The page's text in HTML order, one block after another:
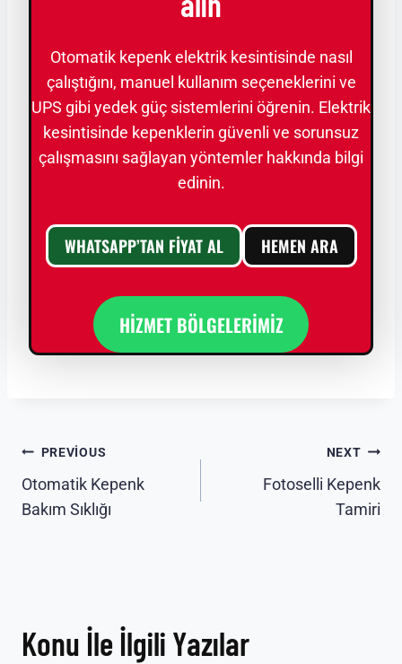
Otomatik kepenk elektrik kesintisinde nasıl
çalıştığını, manuel kullanım seçeneklerini ve
UPS gibi yedek güç sistemlerini öğrenin. Elektrik
kesintisinde kepenklerin güvenli ve sorunsuz
çalışmasını sağlayan yöntemler hakkında bilgi
edinin.
WHATSAPP’TAN FİYAT AL HEMEN ARA
HİZMET BÖLGELERİMİZ
Yazı
gezinmesi
PREVIOUS
Otomatik Kepenk
Bakım Sıklığı
NEXT
Fotoselli Kepenk
Tamiri
Konu İle İlgili Yazılar